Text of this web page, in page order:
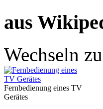
aus
Wechseln
Fernbedienung eines TV
Gerätes